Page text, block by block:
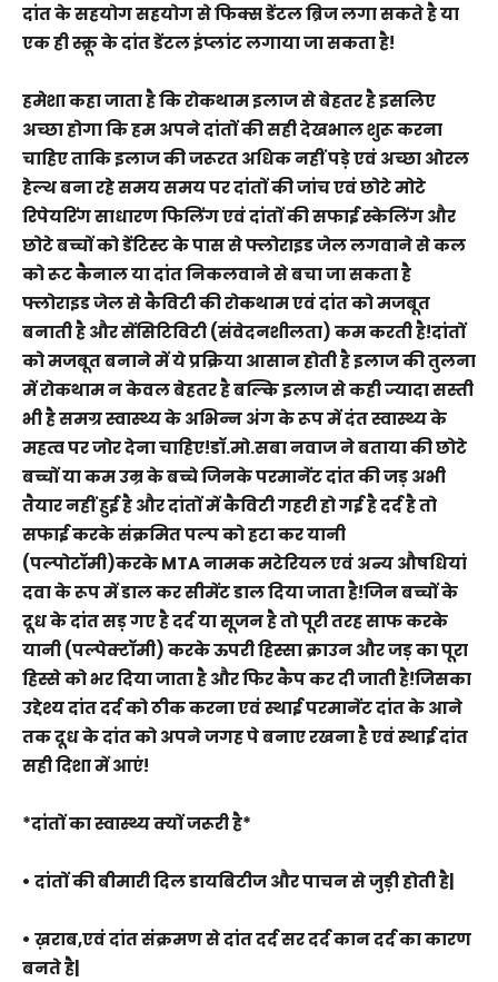
दांत के सहयोग सहयोग से फिक्स डेंटल ब्रिज लगा सकते है या
एक ही स्क्रू के दांत डेंटल इंप्लांट लगाया जा सकता है!
हमेशा कहा जाता है कि रोकथाम इलाज से बेहतर है इसलिए
अच्छा होगा कि हम अपने दांतों की सही देखभाल शुरू करना
चाहिए ताकि इलाज की जरूरत अधिक नहीं पड़े एवं अच्छा ओरल
हेल्थ बना रहे समय समय पर दांतों की जांच एवं छोटे मोटे
रिपेयरिंग साधारण फिलिंग एवं दांतों की सफाई स्केलिंग और
छोटे बच्चों को डेंटिस्ट के पास से फ्लोराइड जेल लगवाने से कल
को रूट कैनाल या दांत निकलवाने से बचा जा सकता है
फ्लोराइड जेल से कैविटी की रोकथाम एवं दांत को मजबूत
बनाती है और सेंसिटिविटी (संवेदनशीलता) कम करती है!दांतों
को मजबूत बनाने में ये प्रक्रिया आसान होती है इलाज की तुलना
में रोकथाम न केवल बेहतर है बल्कि इलाज से कही ज्यादा सस्ती
भी है समग्र स्वास्थ्य के अभिन्न अंग के रूप में दंत स्वास्थ्य के
महत्व पर जोर देना चाहिए!डॉ.मो.सबा नवाज ने बताया की छोटे
बच्चों या कम उम्र के बच्चे जिनके परमानेंट दांत की जड़ अभी
तैयार नहीं हुई है और दांतों में कैविटी गहरी हो गई है दर्द है तो
सफाई करके संक्रमित पल्प को हटा कर यानी
(पल्पोटॉमी)करके MTA नामक मटेरियल एवं अन्य औषधियां
दवा के रूप में डाल कर सीमेंट डाल दिया जाता है!जिन बच्चों के
दूध के दांत सड़ गए है दर्द या सूजन है तो पूरी तरह साफ करके
यानी (पल्पेक्टॉमी) करके ऊपरी हिस्सा क्राउन और जड़ का पूरा
हिस्से को भर दिया जाता है और फिर कैप कर दी जाती है!जिसका
उद्देश्य दांत दर्द को ठीक करना एवं स्थाई परमानेंट दांत के आने
तक दूध के दांत को अपने जगह पे बनाए रखना है एवं स्थाई दांत
सही दिशा में आएं!
*दांतों का स्वास्थ्य क्यों जरूरी है*
• दांतों की बीमारी दिल डायबिटीज और पाचन से जुड़ी होती है|
• ख़राब,एवं दांत संक्रमण से दांत दर्द सर दर्द कान दर्द का कारण
बनते है|